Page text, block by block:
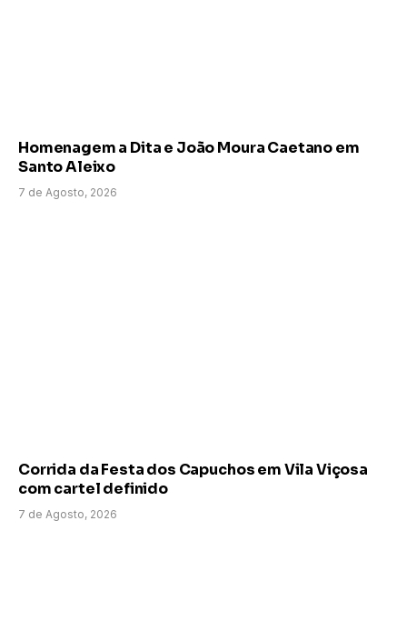
Homenagem a Dita e João Moura Caetano em
Santo Aleixo
7 de Agosto, 2026
Corrida da Festa dos Capuchos em Vila Viçosa
com cartel definido
7 de Agosto, 2026